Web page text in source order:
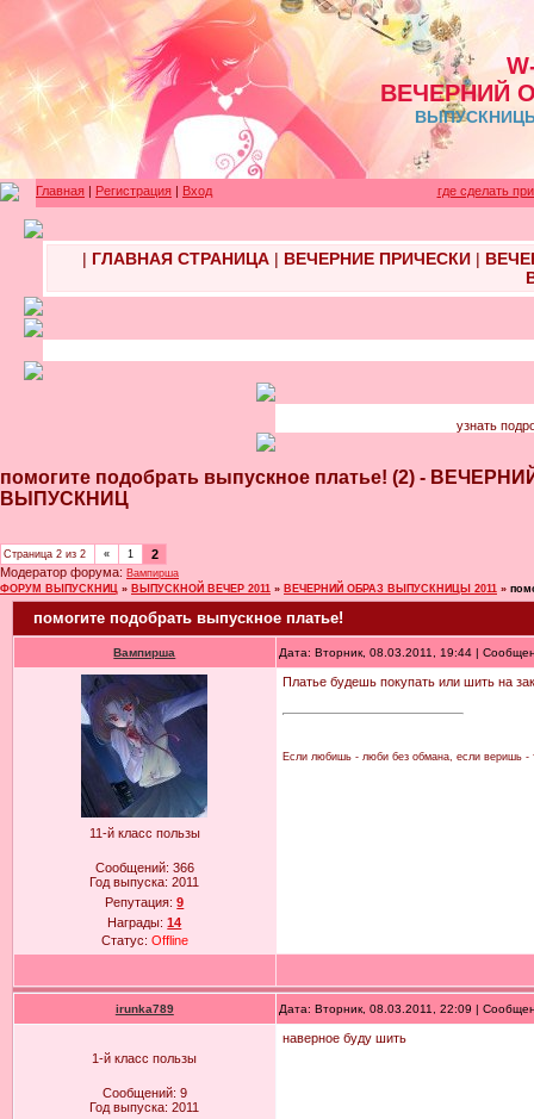
ВЕЧЕРНИЙ
Главная | Регистрация | Вход где сделать
| ГЛАВНАЯ СТРАНИЦА| ВЕЧЕРНИЕ ПРИЧЕСКИ|
узнать
помогите подобрать выпускное платье! (2) -
ВЫПУСКНИЦ
Страница 2 из 2 « 1
2
Модератор форума: Вампирша
ФОРУМ ВЫПУСКНИЦ » ВЫПУСКНОЙ ВЕЧЕР 2011 » ВЕЧЕРНИЙ ОБРАЗ ВЫПУСКНИЦЫ 2011 »
помогите подобрать выпускное платье!
Вампирша Дата: Вторник, 08.03.2011, 19:44 |
11-й класс пользы
Сообщений: 366
Год выпуска:2011
Репутация:9
Награды:14
Статус: Offline
Платье будешь покупать или шить на
Если любишь - люби без обмана, если веришь -
irunka789 Дата: Вторник, 08.03.2011, 22:09 |
1-й класс пользы
Сообщений: 9
Год выпуска:2011
наверное буду шить